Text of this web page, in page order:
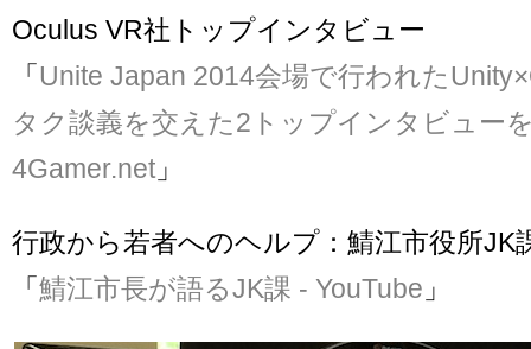
Oculus VR社トップインタビュー
「Unite Japan 2014会場で行われた
タク談義を交えた2トップインタビュー
4Gamer.net 」
行政から若者へのヘルプ：鯖江市役所JK
「鯖江市長が語るJK課 - YouTube 」